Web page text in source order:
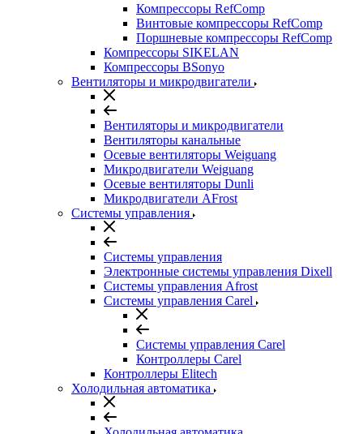
Компрессоры RefComp
Винтовые компрессоры RefComp
Поршневые компрессоры RefComp
Компрессоры SIKELAN
Компрессоры BSonyo
Вентиляторы и микродвигатели
Вентиляторы и микродвигатели
Вентиляторы канальные
Осевые вентиляторы Weiguang
Микродвигатели Weiguang
Осевые вентиляторы Dunli
Микродвигатели AFrost
Системы управления
Системы управления
Электронные системы управления Dixell
Системы управления Afrost
Системы управления Carel
Системы управления Carel
Контроллеры Carel
Контроллеры Elitech
Холодильная автоматика